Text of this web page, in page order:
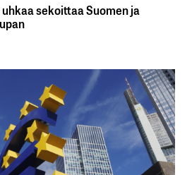
sekoittaa Suomen ja